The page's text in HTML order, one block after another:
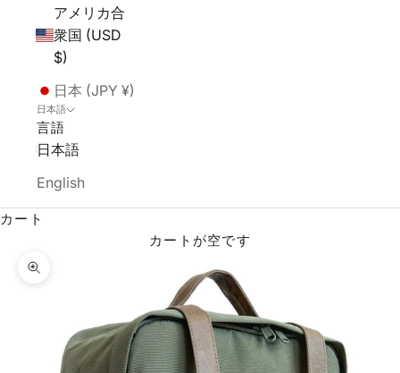
アメリカ合
衆国 (USD
$)
日本 (JPY ¥)
日本語
言語
日本語
English
カート
カートが空です
ズームイン